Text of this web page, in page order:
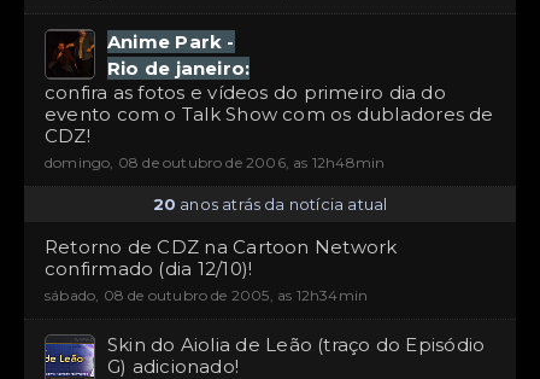
Anime Park -
Rio de janeiro:
confira as fotos e vídeos do primeiro dia do
evento com o Talk Show com os dubladores de
CDZ!
domingo, 08 de outubro de 2006, as 12h48min
20 anos atrás da notícia atual
Retorno de CDZ na Cartoon Network
confirmado (dia 12/10)!
sábado, 08 de outubro de 2005, as 12h34min
Skin do Aiolia de Leão (traço do Episódio
G) adicionado!